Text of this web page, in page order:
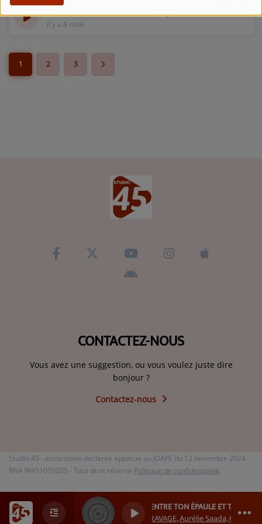
ENTRE TON ÉPAULE ET TON
RAVAGE, Aurélie Saada, Gaspard
Interview - Brocantraide et l'exposition d'arts
il y a 8 mois
1 2 3
CONTACTEZ-NOUS
Vous avez une suggestion, ou vous voulez juste dire
bonjour ?
Contactez-nous
Studio 45 - association déclarée apparue au JOAFE du 12 novembre 2024 -
RNA W451009205 - Tout droit réservé Politique de confidentialité